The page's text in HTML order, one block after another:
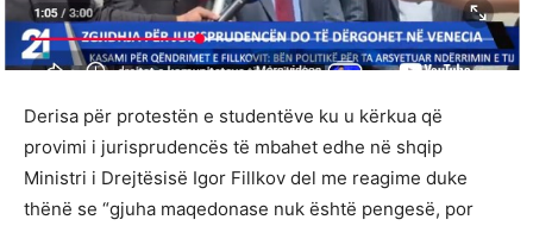
Derisa për protestën e studentëve ku u kërkua që
provimi i jurisprudencës të mbahet edhe në shqip
Ministri i Drejtësisë Igor Fillkov del me reagime duke
thënë se “gjuha maqedonase nuk është pengesë, por